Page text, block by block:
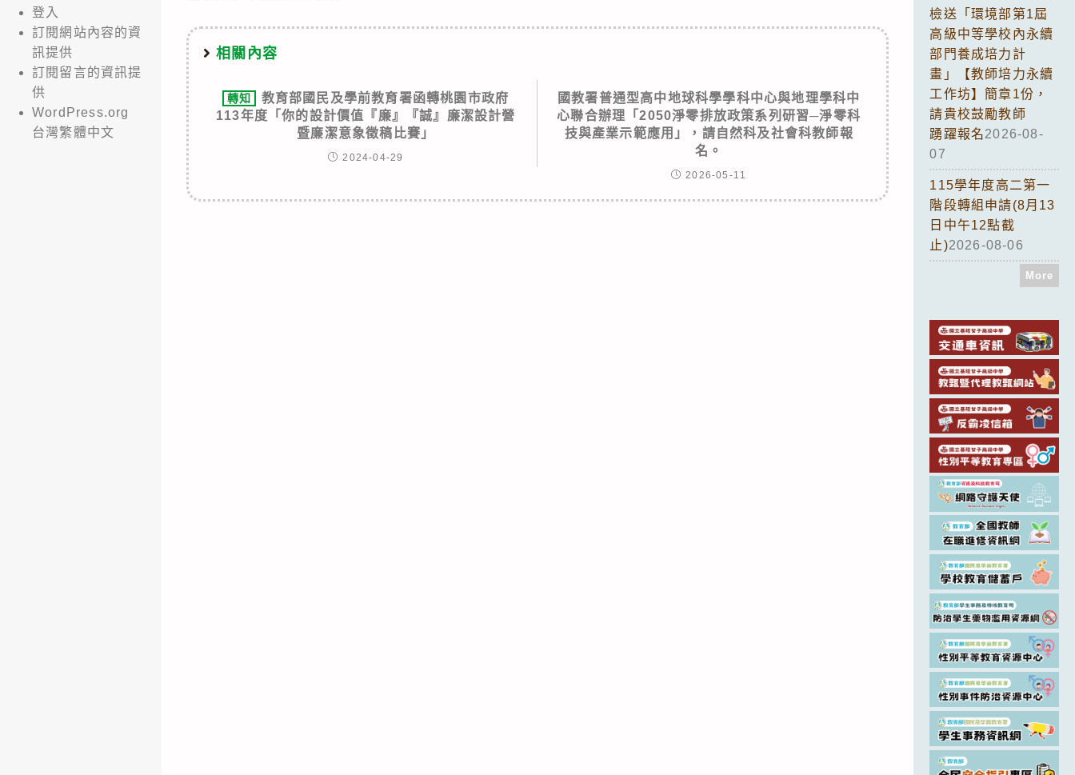
相關內容
轉知
教育部國民及學前教育署函轉桃園市政府
113年度「你的設計價值『廉』『誠』廉潔設計營
暨廉潔意象徵稿比賽」
2024-04-29
國教署普通型高中地球科學學科中心與地理學科中
心聯合辦理「2050淨零排放政策系列研習─淨零科
技與產業示範應用」，請自然科及社會科教師報
名。
2026-05-11
登入
訂閱網站內容的資
訊提供
訂閱留言的資訊提
供
WordPress.org
台灣繁體中文
檢送「環境部第1屆
高級中等學校內永續
部門養成培力計
畫」【教師培力永續
工作坊】簡章1份，
請貴校鼓勵教師
踴躍報名2026-08-
07
115學年度高二第一
階段轉組申請(8月13
日中午12點截
止)2026-08-06
More